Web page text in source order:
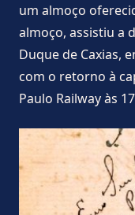
um almoço
almoço, assistiu a
Duque de Caxias,
com o retorno à
Paulo Railway às